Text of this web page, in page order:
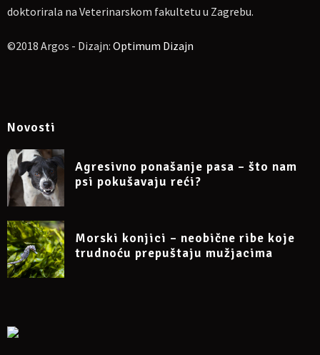
doktorirala na Veterinarskom fakultetu u Zagrebu.
©2018 Argos - Dizajn: Optimum Dizajn
Novosti
Agresivno ponašanje pasa – što nam
psi pokušavaju reći?
Morski konjici – neobične ribe koje
trudnoću prepuštaju mužjacima